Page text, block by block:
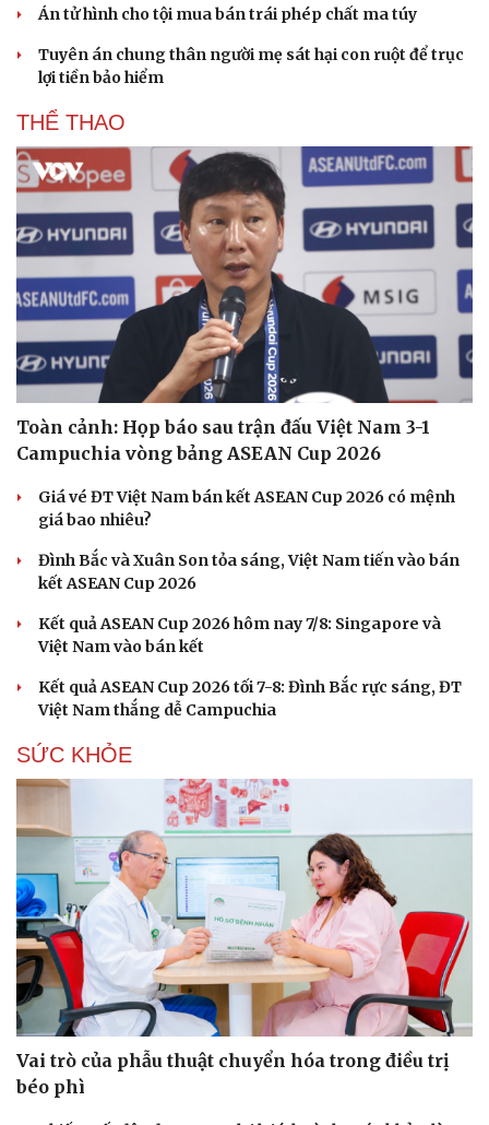
Văn hóa
Sân khấu - Điện ảnh
Văn học
Âm nhạc
Di sản
Giải trí
Án tử hình cho tội mua bán trái phép chất ma túy
Tuyên án chung thân người mẹ sát hại con ruột để trục
lợi tiền bảo hiểm
THỂ THAO
Toàn cảnh: Họp báo sau trận đấu Việt Nam 3-1
Campuchia vòng bảng ASEAN Cup 2026
Giá vé ĐT Việt Nam bán kết ASEAN Cup 2026 có mệnh
giá bao nhiêu?
Đình Bắc và Xuân Son tỏa sáng, Việt Nam tiến vào bán
kết ASEAN Cup 2026
Kết quả ASEAN Cup 2026 hôm nay 7/8: Singapore và
Việt Nam vào bán kết
Kết quả ASEAN Cup 2026 tối 7-8: Đình Bắc rực sáng, ĐT
Việt Nam thắng dễ Campuchia
SỨC KHỎE
Vai trò của phẫu thuật chuyển hóa trong điều trị
béo phì